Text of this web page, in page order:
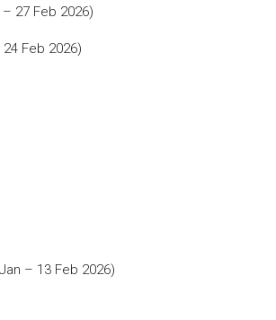
27 Feb 2026)
Feb 2026)
– 13 Feb 2026)